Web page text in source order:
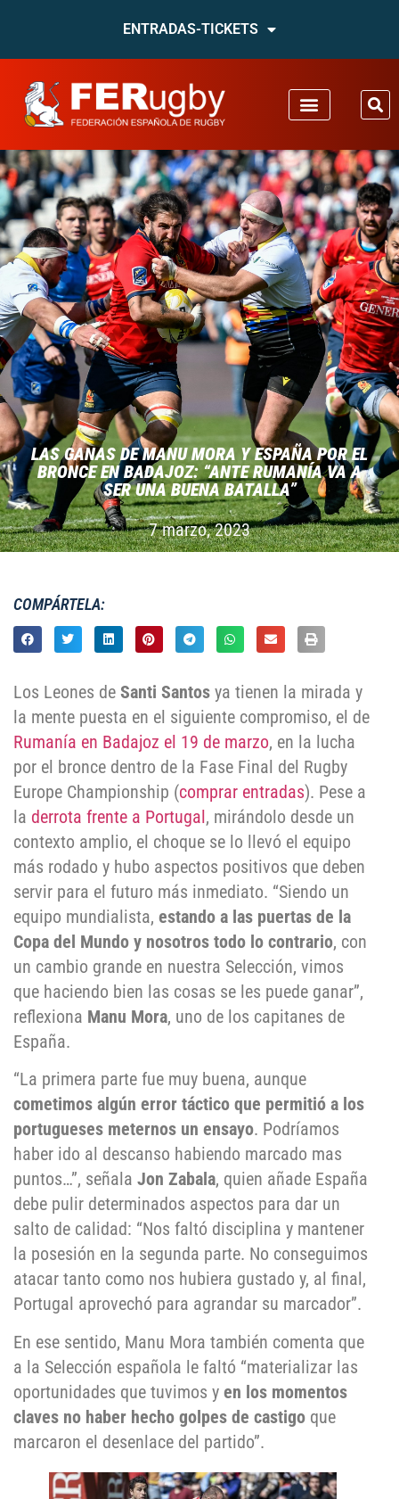
ENTRADAS-TICKETS
LAS GANAS DE MANU MORA Y ESPAÑA POR EL
BRONCE EN BADAJOZ: “ANTE RUMANÍA VA A
SER UNA BUENA BATALLA”
7 marzo, 2023
COMPÁRTELA:
Los Leones de Santi Santos ya tienen la mirada y
la mente puesta en el siguiente compromiso, el de
Rumanía en Badajoz el 19 de marzo, en la lucha
por el bronce dentro de la Fase Final del Rugby
Europe Championship (comprar entradas). Pese a
la derrota frente a Portugal, mirándolo desde un
contexto amplio, el choque se lo llevó el equipo
más rodado y hubo aspectos positivos que deben
servir para el futuro más inmediato. “Siendo un
equipo mundialista, estando a las puertas de la
Copa del Mundo y nosotros todo lo contrario, con
un cambio grande en nuestra Selección, vimos
que haciendo bien las cosas se les puede ganar”,
reflexiona Manu Mora, uno de los capitanes de
España.
“La primera parte fue muy buena, aunque
cometimos algún error táctico que permitió a los
portugueses meternos un ensayo. Podríamos
haber ido al descanso habiendo marcado mas
puntos…”, señala Jon Zabala, quien añade España
debe pulir determinados aspectos para dar un
salto de calidad: “Nos faltó disciplina y mantener
la posesión en la segunda parte. No conseguimos
atacar tanto como nos hubiera gustado y, al final,
Portugal aprovechó para agrandar su marcador”.
En ese sentido, Manu Mora también comenta que
a la Selección española le faltó “materializar las
oportunidades que tuvimos y en los momentos
claves no haber hecho golpes de castigo que
marcaron el desenlace del partido”.